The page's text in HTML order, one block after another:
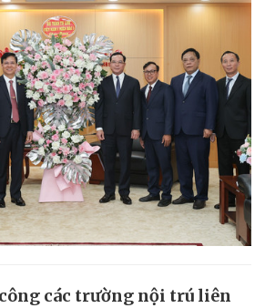
các trường nội trú liên